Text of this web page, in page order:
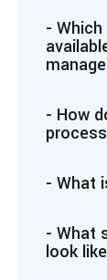
-
- How
- What
- What
look